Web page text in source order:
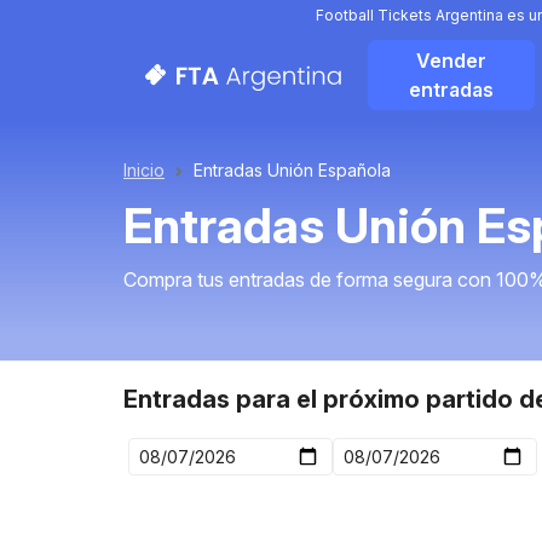
Football Tickets Argentina es
Vender
entradas
Inicio Entradas Unión Española
Entradas Unión
Compra tus entradas de forma segura con
Entradas para el próximo partido